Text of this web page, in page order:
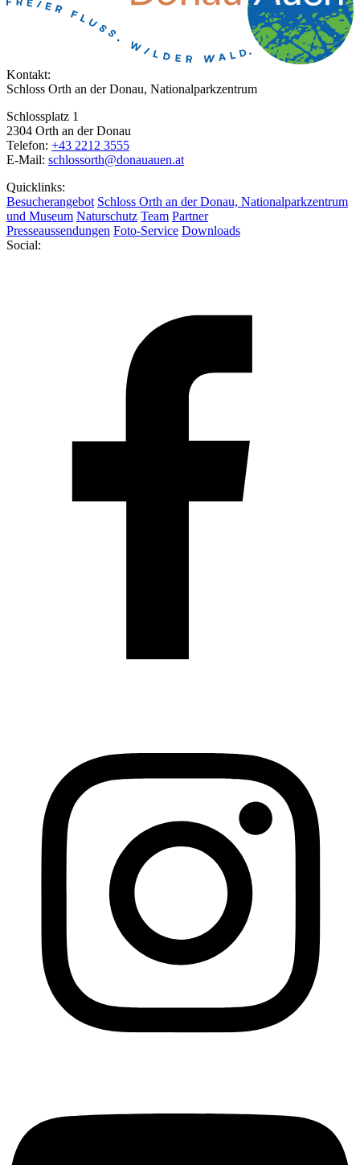
Kontakt:
Schloss Orth an der Donau, Nationalparkzentrum
Schlossplatz 1
2304 Orth an der Donau
Telefon: +43 2212 3555
E-Mail: schlossorth@donauauen.at
Quicklinks:
Besucherangebot Schloss Orth an der Donau, Nationalparkzentrum
und Museum Naturschutz Team Partner
Presseaussendungen Foto-Service Downloads
Social: